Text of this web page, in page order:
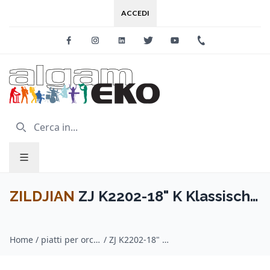
ACCEDI
FacebookInstagramLinkedinTwitter Youtube
ZILDJIAN ZJ K2202-18" K Klassisch
Home / piatti per orchestra / ZILDJIAN / ZJ K2202-18" K Klassisch Symphonic Suspended